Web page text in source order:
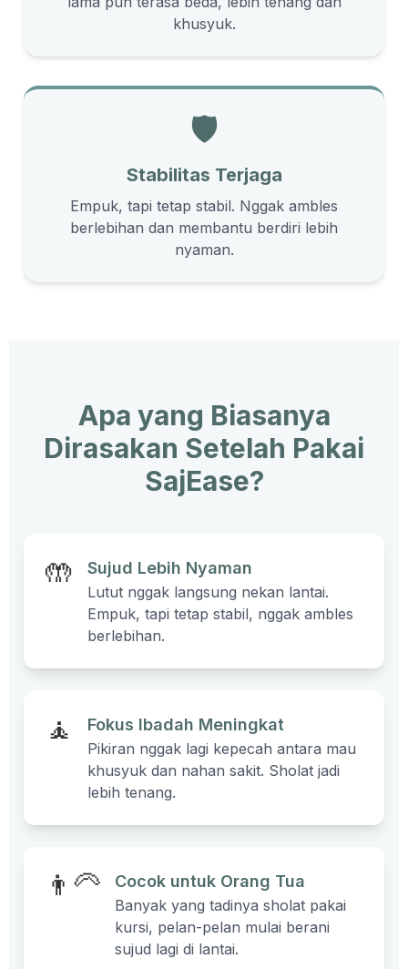
khusyuk.
🛡️
Stabilitas Terjaga
Empuk, tapi tetap stabil. Nggak ambles
berlebihan dan membantu berdiri lebih
nyaman.
Apa yang Biasanya
Dirasakan Setelah Pakai
SajEase?
🤲 Sujud Lebih Nyaman
Lutut nggak langsung nekan lantai.
Empuk, tapi tetap stabil, nggak ambles
berlebihan.
🧘 Fokus Ibadah Meningkat
Pikiran nggak lagi kepecah antara mau
khusyuk dan nahan sakit. Sholat jadi
lebih tenang.
👨‍🦳 Cocok untuk Orang Tua
Banyak yang tadinya sholat pakai
kursi, pelan-pelan mulai berani
sujud lagi di lantai.